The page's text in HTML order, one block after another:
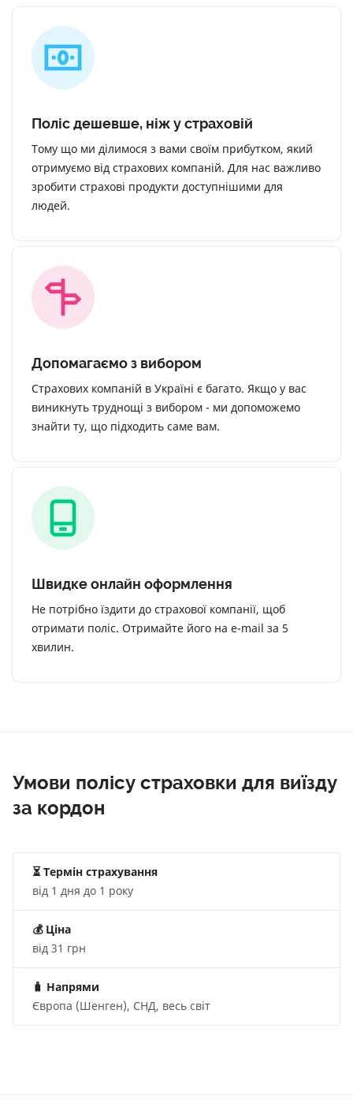
Поліс дешевше, ніж у страховій
Тому що ми ділимося з вами своїм прибутком, який
отримуємо від страхових компаній. Для нас важливо
зробити страхові продукти доступнішими для
людей.
Допомагаємо з вибором
Страхових компаній в Україні є багато. Якщо у вас
виникнуть труднощі з вибором - ми допоможемо
знайти ту, що підходить саме вам.
Швидке онлайн оформлення
Не потрібно їздити до страхової компанії, щоб
отримати поліс. Отримайте його на e-mail за 5
хвилин.
Умови полісу страховки для виїзду
за кордон
⏳ Термін страхування
від 1 дня до 1 року
💰 Ціна
від 31 грн
🧳 Напрями
Європа (Шенген), СНД, весь світ